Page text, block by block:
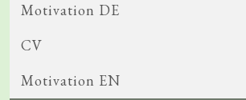
Motivation DE
CV
Motivation EN